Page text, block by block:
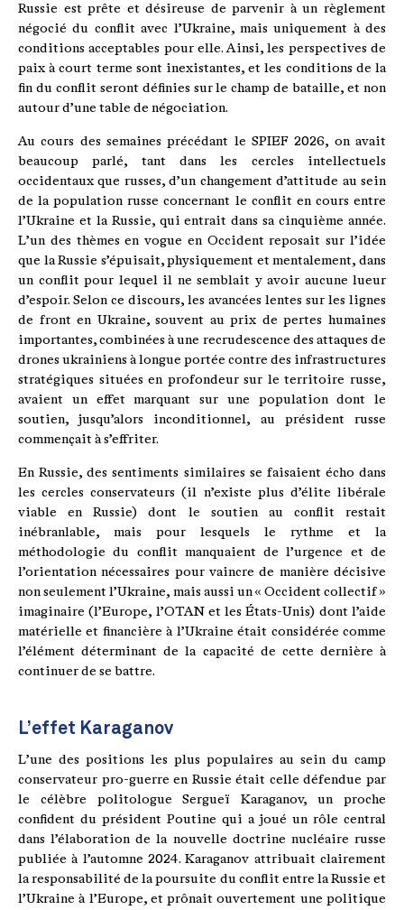
Russie est prête et désireuse de parvenir à un règlement
négocié du conflit avec l’Ukraine, mais uniquement à des
conditions acceptables pour elle. Ainsi, les perspectives de
paix à court terme sont inexistantes, et les conditions de la
fin du conflit seront définies sur le champ de bataille, et non
autour d’une table de négociation.
Au cours des semaines précédant le SPIEF 2026, on avait
beaucoup parlé, tant dans les cercles intellectuels
occidentaux que russes, d’un changement d’attitude au sein
de la population russe concernant le conflit en cours entre
l’Ukraine et la Russie, qui entrait dans sa cinquième année.
L’un des thèmes en vogue en Occident reposait sur l’idée
que la Russie s’épuisait, physiquement et mentalement, dans
un conflit pour lequel il ne semblait y avoir aucune lueur
d’espoir. Selon ce discours, les avancées lentes sur les lignes
de front en Ukraine, souvent au prix de pertes humaines
importantes, combinées à une recrudescence des attaques de
drones ukrainiens à longue portée contre des infrastructures
stratégiques situées en profondeur sur le territoire russe,
avaient un effet marquant sur une population dont le
soutien, jusqu’alors inconditionnel, au président russe
commençait à s’effriter.
En Russie, des sentiments similaires se faisaient écho dans
les cercles conservateurs (il n’existe plus d’élite libérale
viable en Russie) dont le soutien au conflit restait
inébranlable, mais pour lesquels le rythme et la
méthodologie du conflit manquaient de l’urgence et de
l’orientation nécessaires pour vaincre de manière décisive
non seulement l’Ukraine, mais aussi un « Occident collectif »
imaginaire (l’Europe, l’OTAN et les États-Unis) dont l’aide
matérielle et financière à l’Ukraine était considérée comme
l’élément déterminant de la capacité de cette dernière à
continuer de se battre.
L’effet Karaganov
L’une des positions les plus populaires au sein du camp
conservateur pro-guerre en Russie était celle défendue par
le célèbre politologue Sergueï Karaganov, un proche
confident du président Poutine qui a joué un rôle central
dans l’élaboration de la nouvelle doctrine nucléaire russe
publiée à l’automne 2024. Karaganov attribuait clairement
la responsabilité de la poursuite du conflit entre la Russie et
l’Ukraine à l’Europe, et prônait ouvertement une politique